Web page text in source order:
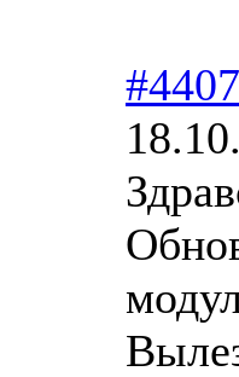
#4407